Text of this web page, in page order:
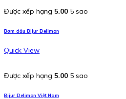
Được xếp hạng 5.00 5 sao
Bơm dầu Bijur Delimon
Quick View
Được xếp hạng 5.00 5 sao
Bijur Delimon Việt Nam